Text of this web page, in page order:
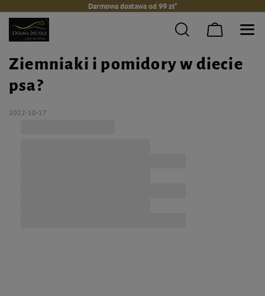
Darmowa dostawa od 99 zł*
Ziemniaki i pomidory w diecie
psa?
2022-10-17